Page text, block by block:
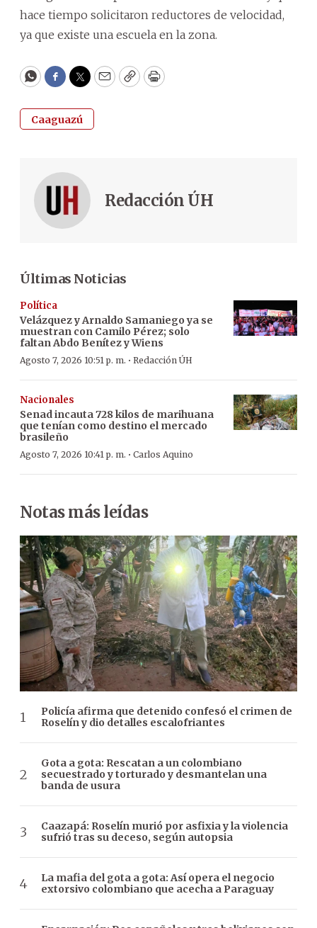
hace tiempo solicitaron reductores de velocidad,
ya que existe una escuela en la zona.
WhatsApp
Facebook
Twitter
EmailCopyPrint
Caaguazú
Redacción ÚH
Últimas Noticias
Política
Velázquez y Arnaldo Samaniego ya se
muestran con Camilo Pérez; solo
faltan Abdo Benítez y Wiens
Agosto 7, 2026 10:51 p. m. · Redacción ÚH
Nacionales
Senad incauta 728 kilos de marihuana
que tenían como destino el mercado
brasileño
Agosto 7, 2026 10:41 p. m. · Carlos Aquino
Notas más leídas
Policía afirma que detenido confesó el crimen de
Roselín y dio detalles escalofriantes
Gota a gota: Rescatan a un colombiano
secuestrado y torturado y desmantelan una
banda de usura
Caazapá: Roselín murió por asfixia y la violencia
sufrió tras su deceso, según autopsia
La mafia del gota a gota: Así opera el negocio
extorsivo colombiano que acecha a Paraguay